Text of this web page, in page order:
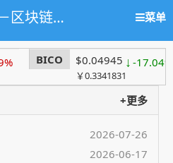
区块侠－区块链学习网站，人人都懂区块链 菜单
BICO $0.04945
￥0.3341831
↓-17.04%
+更多
2026-07-26
2026-06-17